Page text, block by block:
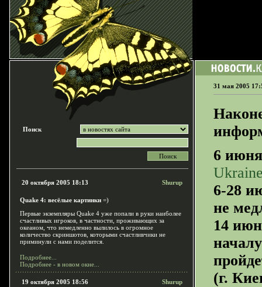
Поиск
20 октября 2005 18:13 Shurup
Quake 4: весёлые картинки =)
Первые экземпляры Quake 4 уже попали в руки наиболее
счастливых игроков, в частности, проживающих за
океаном, что немедленно вылилось в огромное
количество скриншотов, которыми счастливчики не
приминули с нами поделится.
Подробнее...
Подробнее - в новом окне...
19 октября 2005 18:56 Shurup
31 мая 2005
6
6-28
не
14
(г.